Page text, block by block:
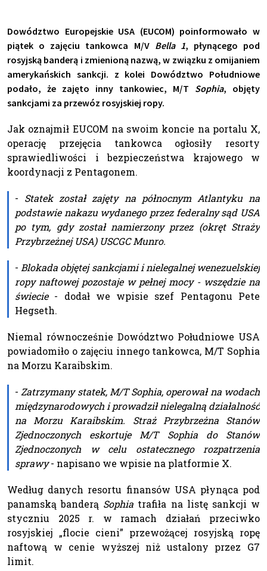
Dowództwo Europejskie USA (EUCOM) poinformowało w
piątek o zajęciu tankowca M/V Bella 1, płynącego pod
rosyjską banderą i zmienioną nazwą, w związku z omijaniem
amerykańskich sankcji. z kolei Dowództwo Południowe
podało, że zajęto inny tankowiec, M/T Sophia, objęty
sankcjami za przewóz rosyjskiej ropy.
Jak oznajmił EUCOM na swoim koncie na portalu X,
operację przejęcia tankowca ogłosiły resorty
sprawiedliwości i bezpieczeństwa krajowego w
koordynacji z Pentagonem.
- Statek został zajęty na północnym Atlantyku na
podstawie nakazu wydanego przez federalny sąd USA
po tym, gdy został namierzony przez (okręt Straży
Przybrzeżnej USA) USCGC Munro.
- Blokada objętej sankcjami i nielegalnej wenezuelskiej
ropy naftowej pozostaje w pełnej mocy - wszędzie na
świecie- dodał we wpisie szef Pentagonu Pete
Hegseth.
Niemal równocześnie Dowództwo Południowe USA
powiadomiło o zajęciu innego tankowca, M/T Sophia
na Morzu Karaibskim.
- Zatrzymany statek, M/T Sophia, operował na wodach
międzynarodowych i prowadził nielegalną działalność
na Morzu Karaibskim. Straż Przybrzeżna Stanów
Zjednoczonych eskortuje M/T Sophia do Stanów
Zjednoczonych w celu ostatecznego rozpatrzenia
sprawy- napisano we wpisie na platformie X.
Według danych resortu finansów USA płynąca pod
panamską banderą Sophia trafiła na listę sankcji w
styczniu 2025 r. w ramach działań przeciwko
rosyjskiej „flocie cieni” przewożącej rosyjską ropę
naftową w cenie wyższej niż ustalony przez G7
limit.